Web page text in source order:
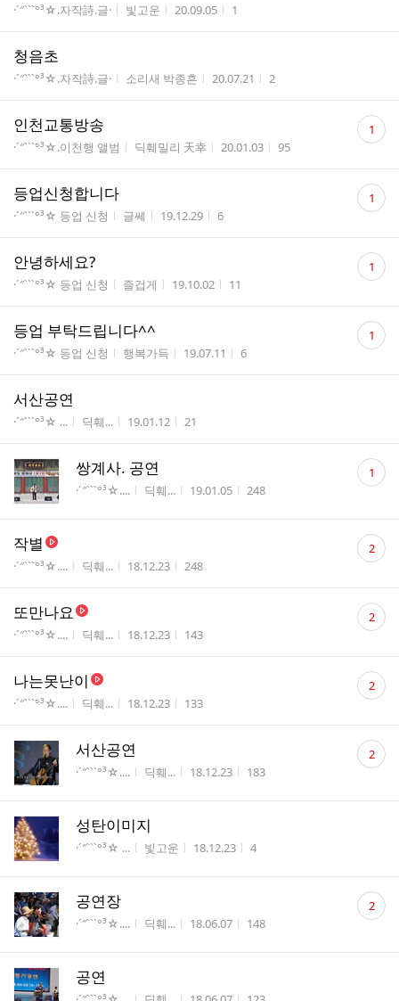
게시판명
·´″```°³☆.자작詩.글· 작성자
빛고운 작성시간
20.09.05 조회수
1
청음초
게시판명
·´″```°³☆.자작詩.글· 작성자
소리새 박종흔 작성시간
20.07.21 조회수
2
인천교통방송
게시판명
·´″```°³☆.이천행 앨범 작성자
딕훼밀리 天幸 작성시간
20.01.03 조회수
95
댓
글 1
등업신청합니다
게시판명
·´″```°³☆ 등업 신청 작성자
글쎄 작성시간
19.12.29 조회수
6
댓
글 1
안녕하세요?
게시판명
·´″```°³☆ 등업 신청 작성자
즐겁게 작성시간
19.10.02 조회수
11
댓
글 1
등업 부탁드립니다^^
게시판명
·´″```°³☆ 등업 신청 작성자
행복가득 작성시간
19.07.11 조회수
6
댓
글 1
서산공연
게시판명
·´″```°³☆ ... 작성자
딕훼... 작성시간
19.01.12 조회수
21
쌍계사. 공연
게시판명
·´″```°³☆.... 작성자
딕훼... 작성시간
19.01.05 조회수
248
댓
글 1
작별
게시판명
·´″```°³☆.... 작성자
딕훼... 작성시간
18.12.23 조회수
248
댓
글 2
또만나요
게시판명
·´″```°³☆.... 작성자
딕훼... 작성시간
18.12.23 조회수
143
댓
글 2
나는못난이
게시판명
·´″```°³☆.... 작성자
딕훼... 작성시간
18.12.23 조회수
133
댓
글 2
서산공연
게시판명
·´″```°³☆.... 작성자
딕훼... 작성시간
18.12.23 조회수
183
댓
글 2
성탄이미지
게시판명
·´″```°³☆ ... 작성자
빛고운 작성시간
18.12.23 조회수
4
공연장
게시판명
·´″```°³☆.... 작성자
딕훼... 작성시간
18.06.07 조회수
148
댓
글 2
공연